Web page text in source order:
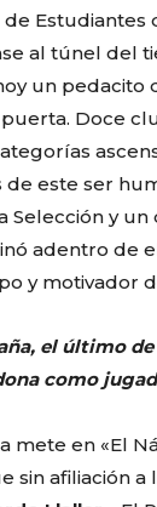
Estudiantes
al túnel del
un pedacito
Doce
de este ser
Selección y un
adentro de
y motivador
el último
como
mete en «El
sin afiliación a